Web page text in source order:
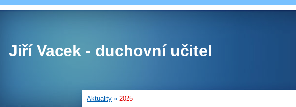
Jiří Vacek - duchovní učitel
Aktuality » 2025